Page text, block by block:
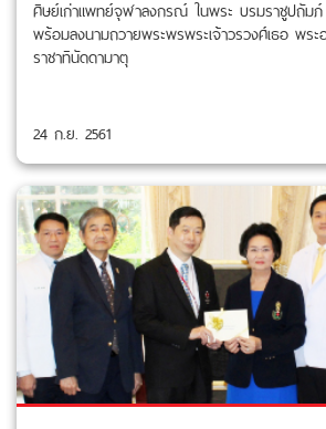
ศิษย์เก่าแพทย์จุฬาลงกรณ์ ในพระ บรมราชูปถัม
พร้อมลงนามถวายพระพรพระเจ้าวรวงศ์เธอ พระ
ราชาทินัดดามาตุ
24 ก.ย. 2561